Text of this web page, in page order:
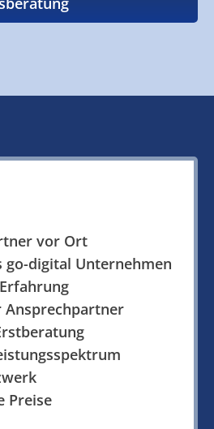
vor Ort
digital Unternehmen
Ansprechpartner
Preise